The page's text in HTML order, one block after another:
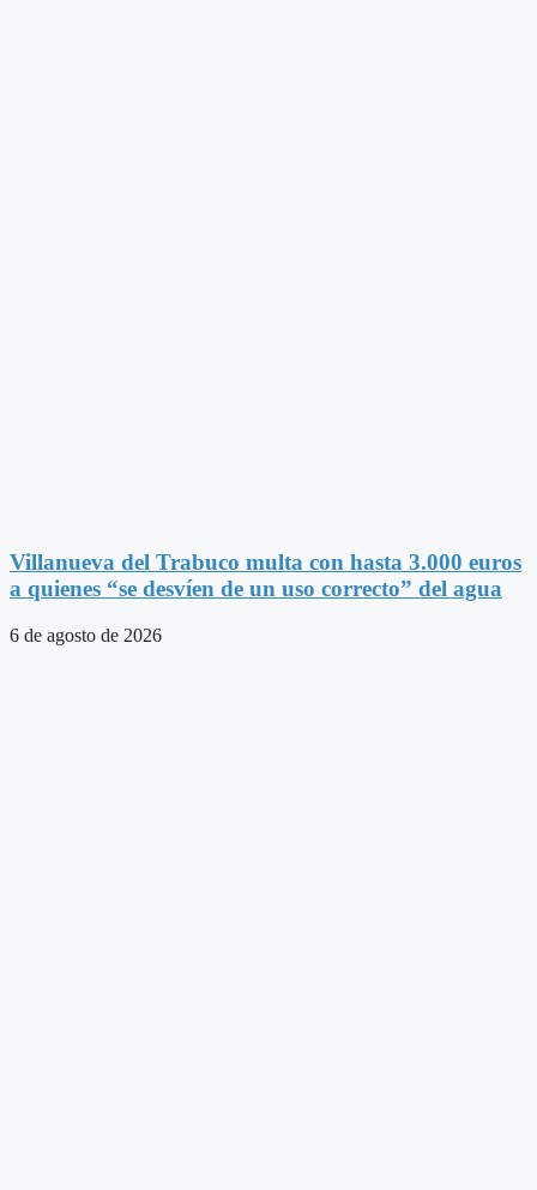
Villanueva del Trabuco multa con hasta 3.000 euros
a quienes “se desvíen de un uso correcto” del agua
6 de agosto de 2026